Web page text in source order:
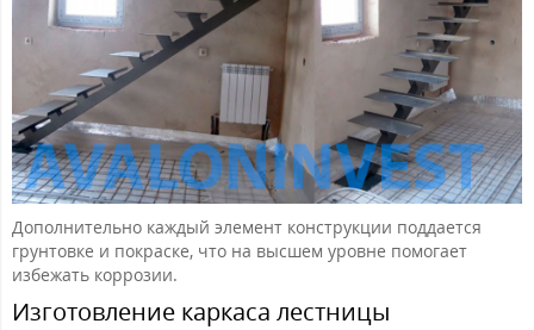
Дополнительно каждый элемент конструкции поддается
грунтовке и покраске, что на высшем уровне помогает
избежать коррозии.
Изготовление каркаса лестницы